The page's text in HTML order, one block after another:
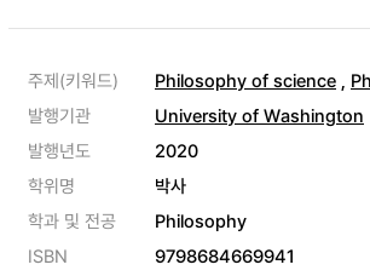
주제(키워드) Philosophy of science ,
발행기관
University of Washington
발행년도
2020
학위명
박사
학과 및 전공
Philosophy
ISBN
9798684669941